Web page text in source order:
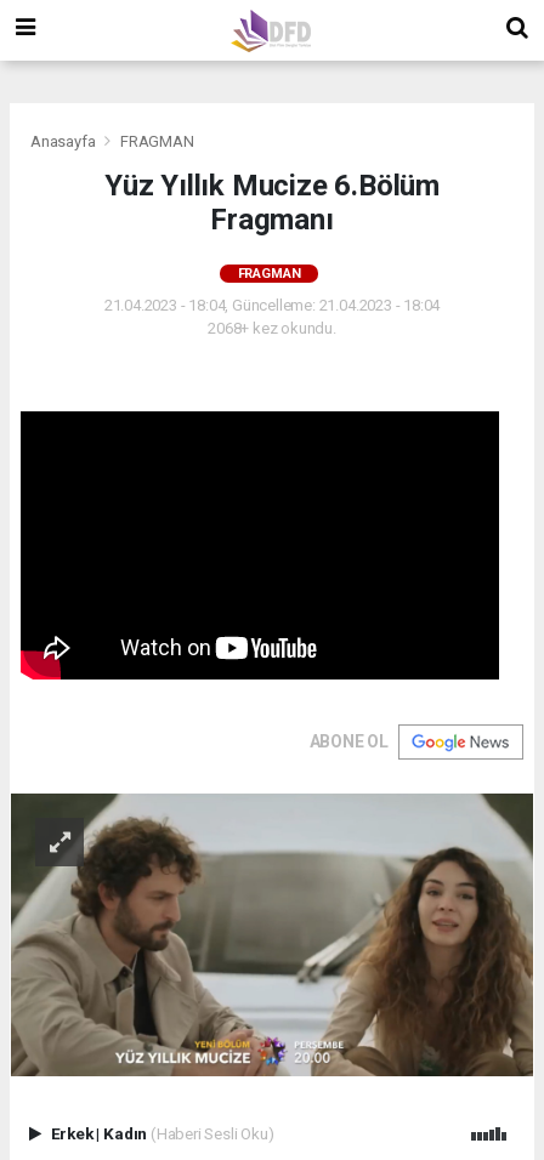
Anasayfa FRAGMAN
Yüz Yıllık Mucize 6.Bölüm
Fragmanı
FRAGMAN
21.04.2023 - 18:04, Güncelleme: 21.04.2023 - 18:04
2068+ kez okundu.
ABONE OL
Erkek| Kadın (Haberi Sesli Oku)